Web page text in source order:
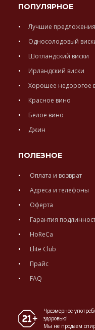
ПОПУЛЯРНОЕ
Лучшие предложения
Односолодовый
Шотландский виски
Ирландский виски
Хорошее недорогое
Красное вино
Белое вино
Джин
ПОЛЕЗНОЕ
Оплата и возврат
Адреса и телефоны
Оферта
Гарантия
HoReCa
Elite Club
Прайс
FAQ
Чрезмерное
здоровью!
Мы не продаем